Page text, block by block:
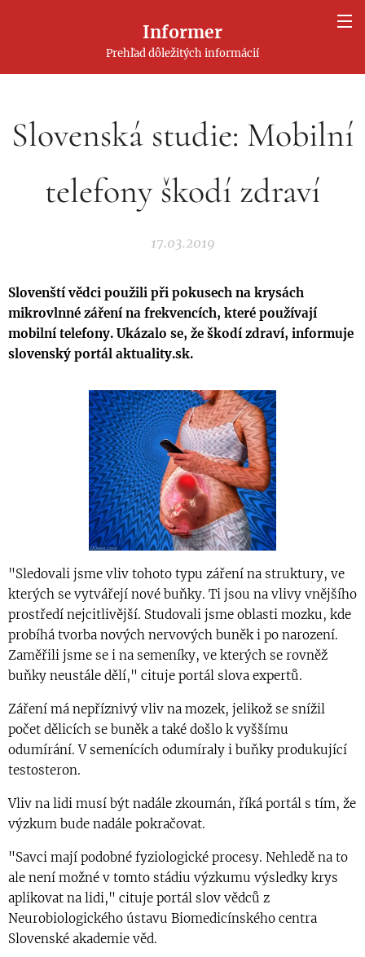
Informer
Prehľad dôležitých informácií
Slovenská studie: Mobilní
telefony škodí zdraví
17.03.2019
Slovenští vědci použili při pokusech na krysách
mikrovlnné záření na frekvencích, které používají
mobilní telefony. Ukázalo se, že škodí zdraví, informuje
slovenský portál aktuality.sk.
"Sledovali jsme vliv tohoto typu záření na struktury, ve
kterých se vytvářejí nové buňky. Ti jsou na vlivy vnějšího
prostředí nejcitlivější. Studovali jsme oblasti mozku, kde
probíhá tvorba nových nervových buněk i po narození.
Zaměřili jsme se i na semeníky, ve kterých se rovněž
buňky neustále dělí," cituje portál slova expertů.
Záření má nepříznivý vliv na mozek, jelikož se snížil
počet dělicích se buněk a také došlo k vyššímu
odumírání. V semenících odumíraly i buňky produkující
testosteron.
Vliv na lidi musí být nadále zkoumán, říká portál s tím, že
výzkum bude nadále pokračovat.
"Savci mají podobné fyziologické procesy. Nehledě na to
ale není možné v tomto stádiu výzkumu výsledky krys
aplikovat na lidi," cituje portál slov vědců z
Neurobiologického ústavu Biomedicínského centra
Slovenské akademie věd.